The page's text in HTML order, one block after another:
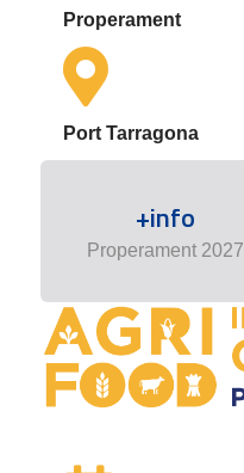
Properament
Port Tarragona
+info
Properament 2027